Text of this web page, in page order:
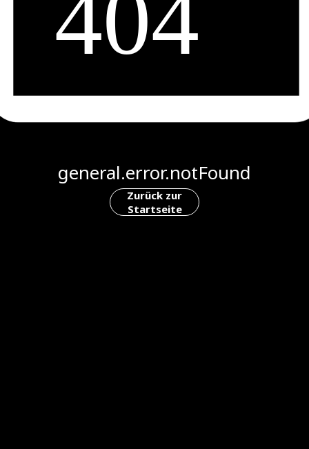
general.error.notFound
Zurück zur
Startseite